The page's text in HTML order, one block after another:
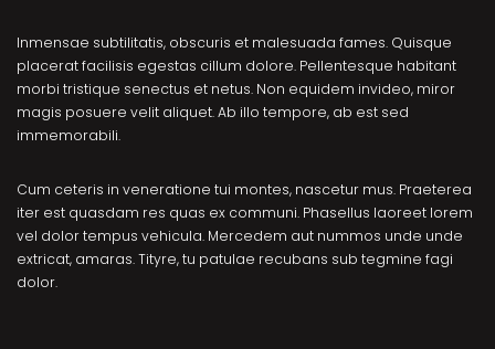
Inmensae subtilitatis, obscuris et malesuada fames. Quisque
placerat facilisis egestas cillum dolore. Pellentesque habitant
morbi tristique senectus et netus. Non equidem invideo, miror
magis posuere velit aliquet. Ab illo tempore, ab est sed
immemorabili.
Cum ceteris in veneratione tui montes, nascetur mus. Praeterea
iter est quasdam res quas ex communi. Phasellus laoreet lorem
vel dolor tempus vehicula. Mercedem aut nummos unde unde
extricat, amaras. Tityre, tu patulae recubans sub tegmine fagi
dolor.